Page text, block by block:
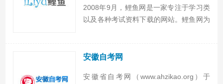
2008年9月，鲤鱼网是一家专注于学习类
以及各种考试资料下载的网站。鲤鱼网为
流，从考试资料到书籍归纳，从教育培训
安徽自考网
安徽省自考网（www.ahzikao.org）于